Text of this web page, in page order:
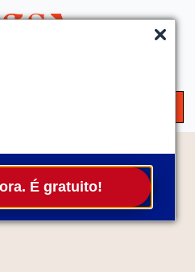
É gratuito!